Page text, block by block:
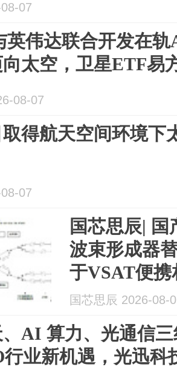
07
英伟达联合开发在
太空，卫星ETF易
08-07
得航天空间环境下
07
国芯思辰|
波束形成器
于VSAT便
国芯思辰 2026-08-
AI 算力、光通信
行业新机遇，光迅科